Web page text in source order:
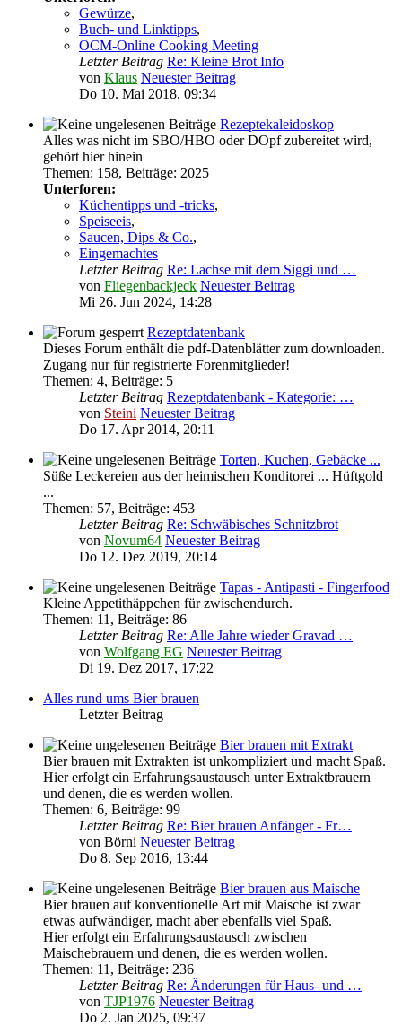
Gewürze,
Buch- und Linktipps,
OCM-Online Cooking Meeting
Letzter Beitrag Re: Kleine Brot Info
von Klaus Neuester Beitrag
Do 10. Mai 2018, 09:34
Rezeptekaleidoskop
Alles was nicht im SBO/HBO oder DOpf zubereitet wird,
gehört hier hinein
Themen: 158, Beiträge: 2025
Unterforen:
Küchentipps und -tricks,
Speiseeis,
Saucen, Dips & Co.,
Eingemachtes
Letzter Beitrag Re: Lachse mit dem Siggi und …
von Fliegenbackjeck Neuester Beitrag
Mi 26. Jun 2024, 14:28
Rezeptdatenbank
Dieses Forum enthält die pdf-Datenblätter zum downloaden.
Zugang nur für registrierte Forenmitglieder!
Themen: 4, Beiträge: 5
Letzter Beitrag Rezeptdatenbank - Kategorie: …
von Steini Neuester Beitrag
Do 17. Apr 2014, 20:11
Torten, Kuchen, Gebäcke ...
Süße Leckereien aus der heimischen Konditorei ... Hüftgold
...
Themen: 57, Beiträge: 453
Letzter Beitrag Re: Schwäbisches Schnitzbrot
von Novum64 Neuester Beitrag
Do 12. Dez 2019, 20:14
Tapas - Antipasti - Fingerfood
Kleine Appetithäppchen für zwischendurch.
Themen: 11 , Beiträge: 86
Letzter Beitrag Re: Alle Jahre wieder Gravad …
von Wolfgang EG Neuester Beitrag
Di 19. Dez 2017, 17:22
Alles rund ums Bier brauen
Letzter Beitrag
Bier brauen mit Extrakt
Bier brauen mit Extrakten ist unkompliziert und macht Spaß.
Hier erfolgt ein Erfahrungsaustausch unter Extraktbrauern
und denen, die es werden wollen.
Themen: 6, Beiträge: 99
Letzter Beitrag Re: Bier brauen Anfänger - Fr…
von Börni Neuester Beitrag
Do 8. Sep 2016, 13:44
Bier brauen aus Maische
Bier brauen auf konventionelle Art mit Maische ist zwar
etwas aufwändiger, macht aber ebenfalls viel Spaß.
Hier erfolgt ein Erfahrungsaustausch zwischen
Maischebrauern und denen, die es werden wollen.
Themen: 11 , Beiträge: 236
Letzter Beitrag Re: Änderungen für Haus- und …
von TJP1976 Neuester Beitrag
Do 2. Jan 2025, 09:37